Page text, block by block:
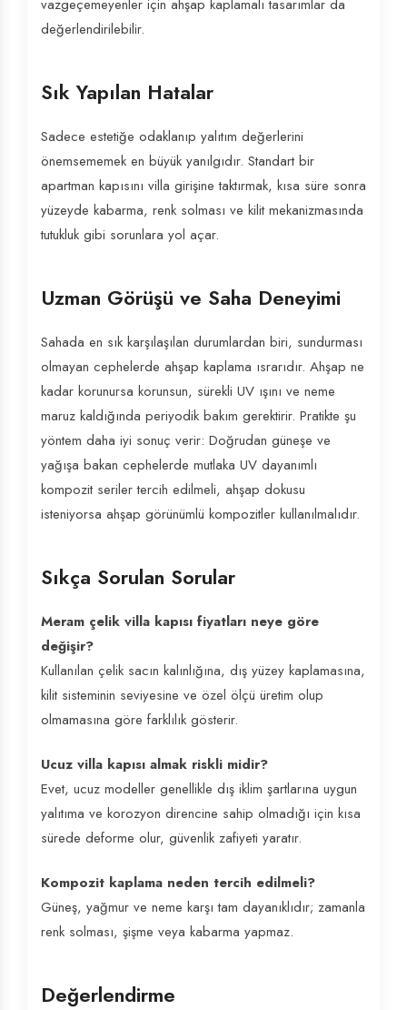
vazgeçemeyenler için ahşap kaplamalı tasarımlar da
değerlendirilebilir.
Sık Yapılan Hatalar
Sadece estetiğe odaklanıp yalıtım değerlerini
önemsememek en büyük yanılgıdır. Standart bir
apartman kapısını villa girişine taktırmak, kısa süre sonra
yüzeyde kabarma, renk solması ve kilit mekanizmasında
tutukluk gibi sorunlara yol açar.
Uzman Görüşü ve Saha Deneyimi
Sahada en sık karşılaşılan durumlardan biri, sundurması
olmayan cephelerde ahşap kaplama ısrarıdır. Ahşap ne
kadar korunursa korunsun, sürekli UV ışını ve neme
maruz kaldığında periyodik bakım gerektirir. Pratikte şu
yöntem daha iyi sonuç verir: Doğrudan güneşe ve
yağışa bakan cephelerde mutlaka UV dayanımlı
kompozit seriler tercih edilmeli, ahşap dokusu
isteniyorsa ahşap görünümlü kompozitler kullanılmalıdır.
Sıkça Sorulan Sorular
Meram çelik villa kapısı fiyatları neye göre
değişir?
Kullanılan çelik sacın kalınlığına, dış yüzey kaplamasına,
kilit sisteminin seviyesine ve özel ölçü üretim olup
olmamasına göre farklılık gösterir.
Ucuz villa kapısı almak riskli midir?
Evet, ucuz modeller genellikle dış iklim şartlarına uygun
yalıtıma ve korozyon direncine sahip olmadığı için kısa
sürede deforme olur, güvenlik zafiyeti yaratır.
Kompozit kaplama neden tercih edilmeli?
Güneş, yağmur ve neme karşı tam dayanıklıdır; zamanla
renk solması, şişme veya kabarma yapmaz.
Değerlendirme